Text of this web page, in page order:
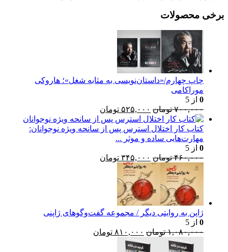
برخی محصولات
چاپ چهارم/«داستان‌نویسی به مثابه شغل»؛ هاروکی
موراکامی
0 از 5
۷۰۰,۰۰۰ تومان قیمت
اصلی:
۷۰۰,۰۰۰ تومان
بود.
۵۲۵,۰۰۰ تومان
فعلی:
۵۲۵,۰۰۰ تومان.
کتاب کار اختلال استرس پس از سانحه ویژه نوجوانان:
مهارت‌هایی ساده و موثر ...
0 از 5
۴۶۰,۰۰۰ تومان قیمت
اصلی:
۴۶۰,۰۰۰ تومان
بود.
۳۴۵,۰۰۰ تومان
ژاپن به روایتی دیگر / مجموعه گفت‌وگوهای ژاپنی
0 از 5
۱,۰۸۰,۰۰۰ تومان قیمت
اصلی:
۸۱۰,۰۰۰ تومان